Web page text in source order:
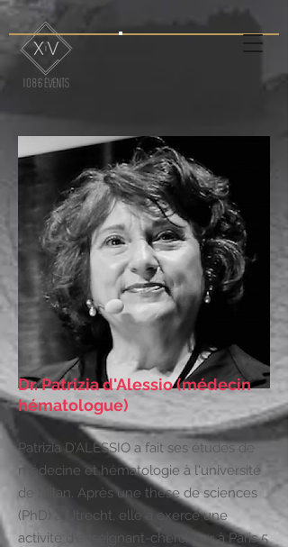
Dr. Patrizia d'Alessio (médecin
hématologue)
Patrizia D’ALESSIO a fait ses études de
médecine et hématologie à l'université
de Milan. Après une thèse de sciences
(PhD) à Utrecht, elle a exercé une
activité d'enseignant-chercheur à Paris 5